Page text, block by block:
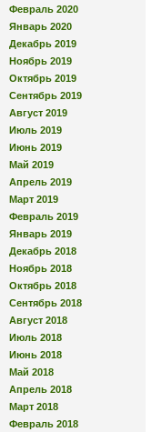
Февраль 2020
Январь 2020
Декабрь 2019
Ноябрь 2019
Октябрь 2019
Сентябрь 2019
Август 2019
Июль 2019
Июнь 2019
Май 2019
Апрель 2019
Март 2019
Февраль 2019
Январь 2019
Декабрь 2018
Ноябрь 2018
Октябрь 2018
Сентябрь 2018
Август 2018
Июль 2018
Июнь 2018
Май 2018
Апрель 2018
Март 2018
Февраль 2018